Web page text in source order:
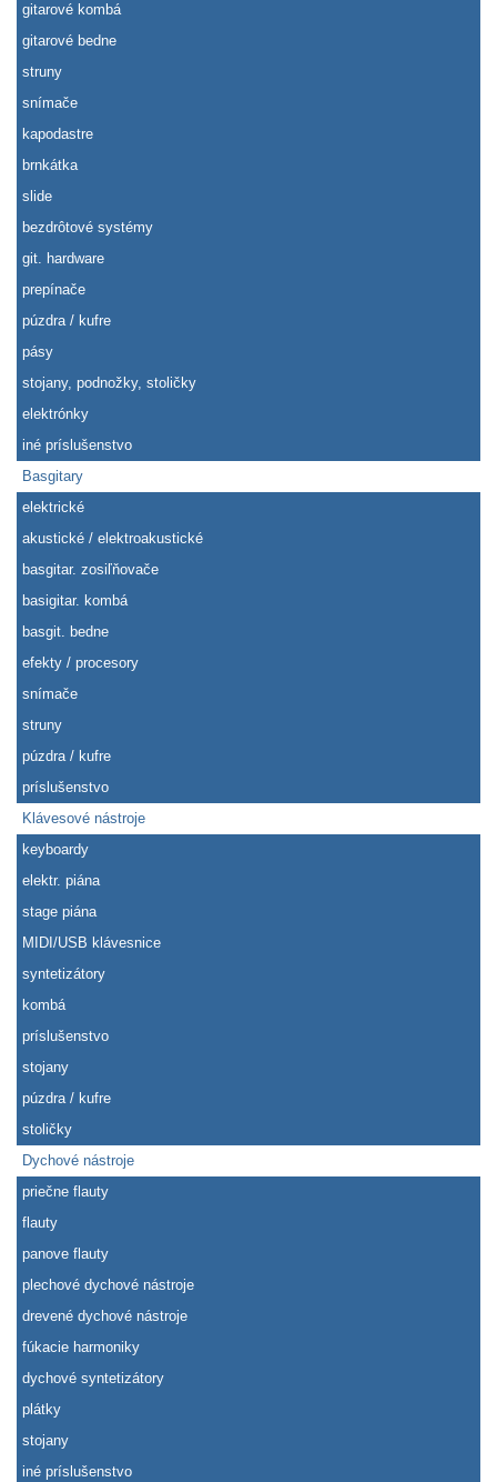
gitarové kombá
gitarové bedne
struny
snímače
kapodastre
brnkátka
slide
bezdrôtové systémy
git. hardware
prepínače
púzdra / kufre
pásy
stojany, podnožky, stoličky
elektrónky
iné príslušenstvo
Basgitary
elektrické
akustické / elektroakustické
basgitar. zosiľňovače
basigitar. kombá
basgit. bedne
efekty / procesory
snímače
struny
púzdra / kufre
príslušenstvo
Klávesové nástroje
keyboardy
elektr. piána
stage piána
MIDI/USB klávesnice
syntetizátory
kombá
príslušenstvo
stojany
púzdra / kufre
stoličky
Dychové nástroje
priečne flauty
flauty
panove flauty
plechové dychové nástroje
drevené dychové nástroje
fúkacie harmoniky
dychové syntetizátory
plátky
stojany
iné príslušenstvo